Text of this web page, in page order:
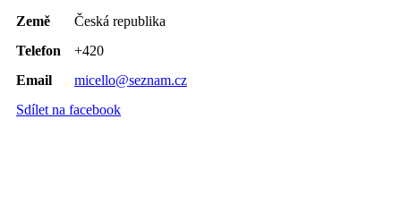
Země
Česká republika
Telefon
+420
Email
micello@seznam.cz
Sdílet na facebook